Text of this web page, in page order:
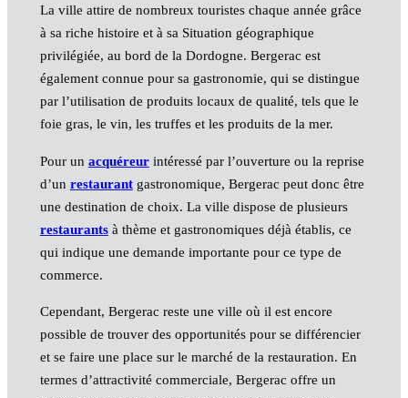
La ville attire de nombreux touristes chaque année grâce
à sa riche histoire et à sa Situation géographique
privilégiée, au bord de la Dordogne. Bergerac est
également connue pour sa gastronomie, qui se distingue
par l’utilisation de produits locaux de qualité, tels que le
foie gras, le vin, les truffes et les produits de la mer.
Pour un acquéreurintéressé par l’ouverture ou la reprise
d’un restaurantgastronomique, Bergerac peut donc être
une destination de choix. La ville dispose de plusieurs
restaurantsà thème et gastronomiques déjà établis, ce
qui indique une demande importante pour ce type de
commerce.
Cependant, Bergerac reste une ville où il est encore
possible de trouver des opportunités pour se différencier
et se faire une place sur le marché de la restauration. En
termes d’attractivité commerciale, Bergerac offre un